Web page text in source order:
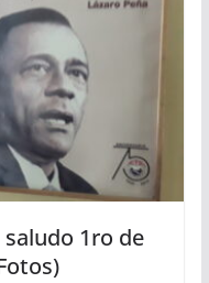
1ro de